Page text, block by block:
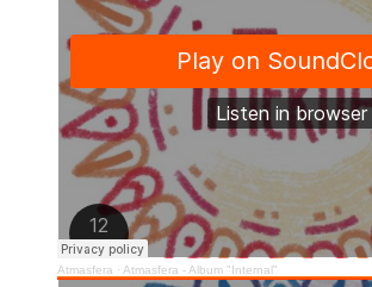
Atmasfera · Atmasfera - Album "Internal"